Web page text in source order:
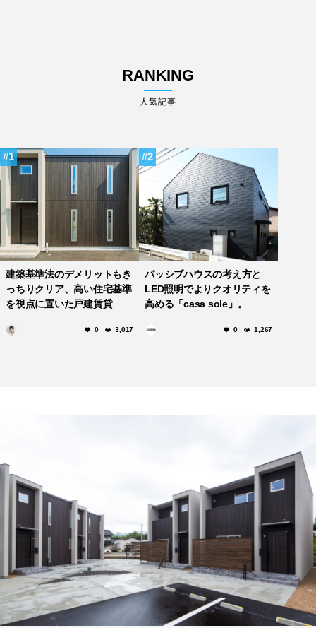
RANKING
人気記事
1
建築基準法のデメリットもき
っちりクリア、高い住宅基準
を視点に置いた戸建賃貸
0 3,017
2
パッシブハウスの考え方と
LED照明でよりクオリティを
高める「casa sole」。
0 1,267